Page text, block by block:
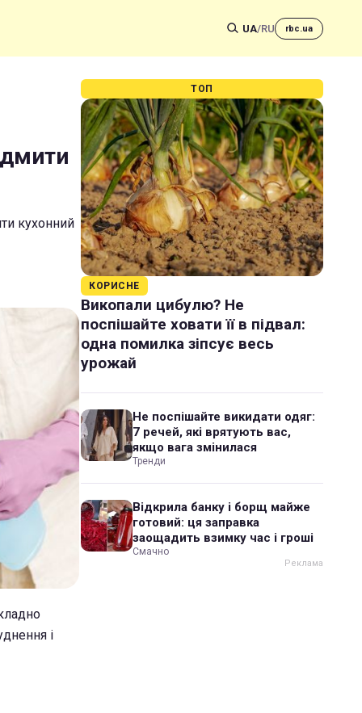
UA/RU rbc.ua
кухонний
і
ТОП
КОРИСНЕ
Викопали цибулю? Не
поспішайте ховати її в підвал:
одна помилка зіпсує весь
урожай
Не поспішайте викидати одяг:
7 речей, які врятують вас,
якщо вага змінилася
Тренди
Відкрила банку і борщ майже
готовий: ця заправка
заощадить взимку час і гроші
Смачно